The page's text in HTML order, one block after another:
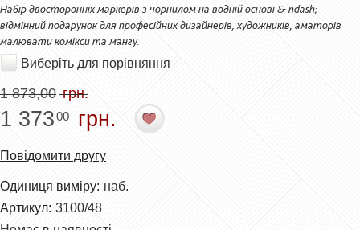
Набір двосторонніх маркерів з чорнилом на водній основі & ndash;
відмінний подарунок для професійних дизайнерів, художників, аматорів
малювати комікси та мангу.
Виберіть для порівняння
1 873,00грн.
1 37300 грн.
Повідомити другу
Одиниця виміру: наб.
Артикул: 3100/48